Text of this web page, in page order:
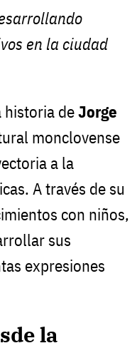
en la ciudad
historia deJorge
monclovense
a la
A través de su
con niños,
sus
expresiones
la